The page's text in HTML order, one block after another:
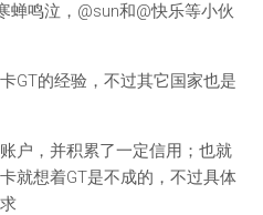
蝉鸣泣，@sun和@快乐等小伙
GT的经验，不过其它国家也是
户，并积累了一定信用；也就
就想着GT是不成的，不过具体